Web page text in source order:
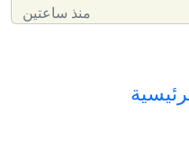
منذ ساعتين